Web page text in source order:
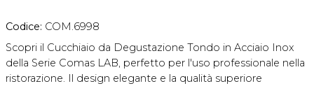
Codice: COM.6998
Scopri il Cucchiaio da Degustazione Tondo in Acciaio Inox
della Serie Comas LAB, perfetto per l'uso professionale nella
ristorazione. Il design elegante e la qualità superiore